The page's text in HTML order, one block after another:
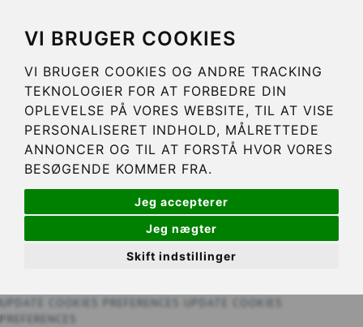
VI BRUGER COOKIES
VI BRUGER COOKIES OG ANDRE TRACKING
TEKNOLOGIER FOR AT FORBEDRE DIN
OPLEVELSE PÅ VORES WEBSITE, TIL AT VISE
PERSONALISERET INDHOLD, MÅLRETTEDE
ANNONCER OG TIL AT FORSTÅ HVOR VORES
BESØGENDE KOMMER FRA.
Jeg accepterer
Jeg nægter
Skift indstillinger
UPDATE COOKIES PREFERENCES
UPDATE COOKIES
PREFERENCES